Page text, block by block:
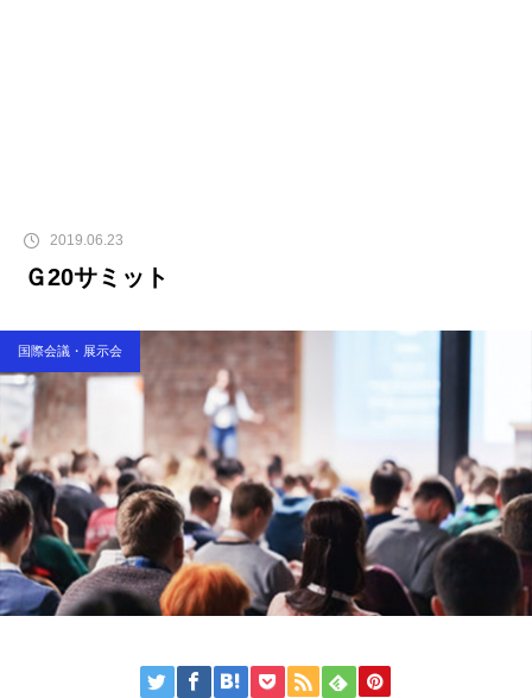
2019.06.23
Ｇ20サミット
国際会議・展示会